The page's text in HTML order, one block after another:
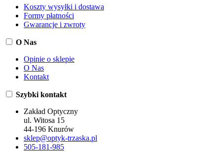
Koszty wysyłki i dostawa
Formy płatności
Gwarancje i zwroty
O Nas
Opinie o sklepie
O Nas
Kontakt
Szybki kontakt
Zakład Optyczny
ul. Witosa 15
44-196 Knurów
sklep@optyk-trzaska.pl
505-181-985